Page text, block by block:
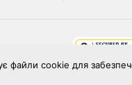
файли cookie для